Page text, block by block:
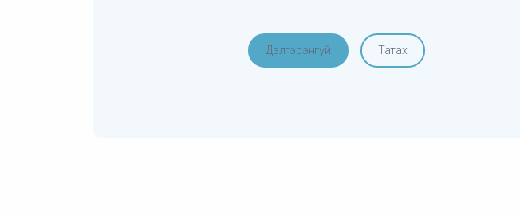
Дэлгэрэнгүй Татах